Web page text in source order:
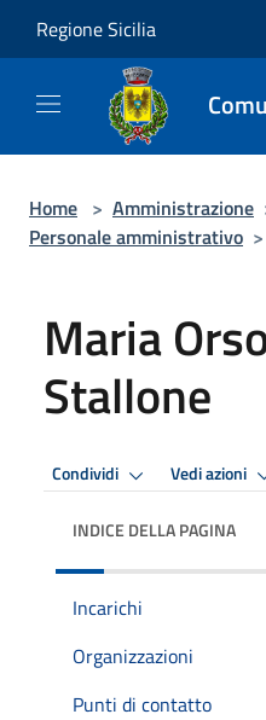
Regione Sicilia
Home > Amministrazione
Personale amministrativo >
Maria
Stallone
Condividi Vedi azioni
INDICE DELLA PAGINA
Incarichi
Organizzazioni
Punti di contatto